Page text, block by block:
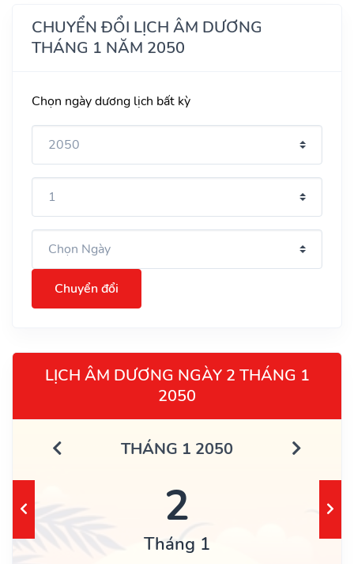
CHUYỂN ĐỔI LỊCH ÂM DƯƠNG
THÁNG 1 NĂM 2050
Chọn ngày dương lịch bất kỳ
Chuyển đổi
LỊCH ÂM DƯƠNG NGÀY 2 THÁNG 1
2050
THÁNG 1 2050
2
Tháng 1